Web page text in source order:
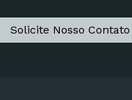
Solicite Nosso Contato